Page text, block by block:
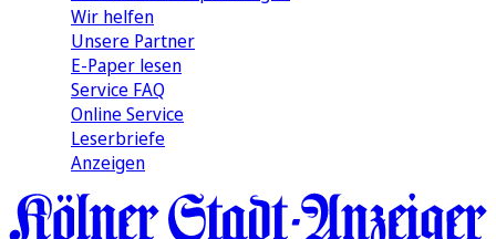
Wir helfen
Unsere Partner
E-Paper lesen
Service FAQ
Online Service
Leserbriefe
Anzeigen